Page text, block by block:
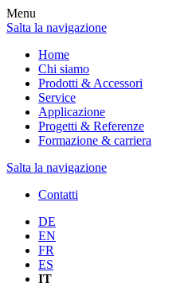
Menu
Salta la navigazione
Home
Chi siamo
Prodotti & Accessori
Service
Applicazione
Progetti & Referenze
Formazione & carriera
Salta la navigazione
Contatti
DE
EN
FR
ES
IT